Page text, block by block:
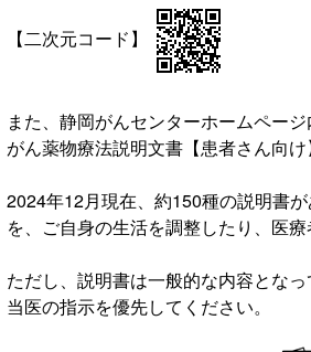
【二次元コード】
また、静岡がんセンターホームペー
がん薬物療法説明文書【患者さん向
2024年12月現在、約150種の説明書
を、ご自身の生活を調整したり、医
ただし、説明書は一般的な内容とな
当医の指示を優先してください。